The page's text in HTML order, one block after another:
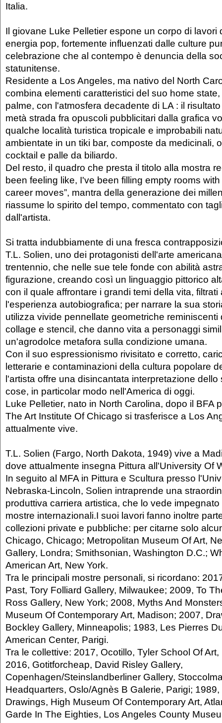
Italia.
Il giovane Luke Pelletier espone un corpo di lavori
energia pop, fortemente influenzati dalle culture
celebrazione che al contempo è denuncia della
statunitense.
Residente a Los Angeles, ma nativo del North
combina elementi caratteristici del suo home
palme, con l'atmosfera decadente di LA : il
metà strada fra opuscoli pubblicitari dalla grafica
qualche località turistica tropicale e improbabili
ambientate in un tiki bar, composte da medicinali,
cocktail e palle da biliardo.
Del resto, il quadro che presta il titolo alla mostra
been feeling like, I've been filling empty rooms
career moves”, mantra della generazione dei
riassume lo spirito del tempo, commentato con
dall'artista.
Si tratta indubbiamente di una fresca
T.L. Solien, uno dei protagonisti dell'arte
trentennio, che nelle sue tele fonde con abilità
figurazione, creando così un linguaggio pittorico
con il quale affrontare i grandi temi della vita, filtrati
l'esperienza autobiografica; per narrare la sua
utilizza vivide pennellate geometriche reminiscenti
collage e stencil, che danno vita a personaggi
un'agrodolce metafora sulla condizione umana.
Con il suo espressionismo rivisitato e corretto,
letterarie e contaminazioni della cultura popolare
l'artista offre una disincantata interpretazione dello
cose, in particolar modo nell'America di oggi.
Luke Pelletier, nato in North Carolina, dopo il BFA
The Art Institute Of Chicago si trasferisce a Los
attualmente vive.
T.L. Solien (Fargo, North Dakota, 1949) vive a
dove attualmente insegna Pittura all'University Of
In seguito al MFA in Pittura e Scultura presso
Nebraska-Lincoln, Solien intraprende una
produttiva carriera artistica, che lo vede
mostre internazionali.I suoi lavori fanno inoltre
collezioni private e pubbliche: per citarne solo
Chicago, Chicago; Metropolitan Museum Of Art,
Gallery, Londra; Smithsonian, Washington D.C.;
American Art, New York.
Tra le principali mostre personali, si ricordano:
Past, Tory Folliard Gallery, Milwaukee; 2009, To
Ross Gallery, New York; 2008, Myths And
Museum Of Contemporary Art, Madison; 2007,
Bockley Gallery, Minneapolis; 1983, Les Pierres
American Center, Parigi.
Tra le collettive: 2017, Ocotillo, Tyler School Of
2016, Gotitforcheap, David Risley Gallery,
Copenhagen/Steinslandberliner Gallery,
Headquarters, Oslo/Agnès B Galerie, Parigi;
Drawings, High Museum Of Contemporary Art,
Garde In The Eighties, Los Angeles County